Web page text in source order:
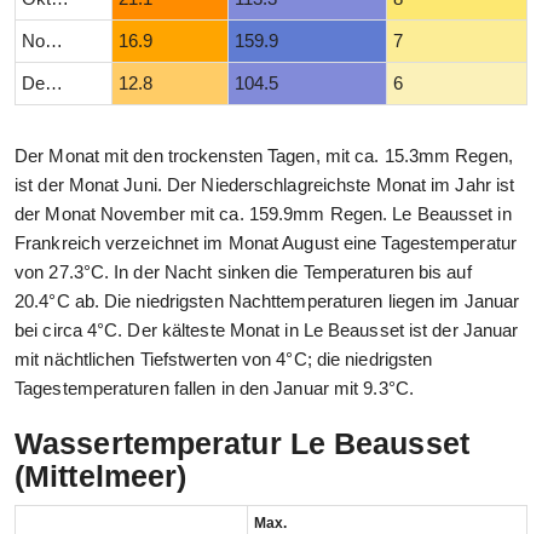
November 16.9 159.9 7
Dezember 12.8 104.5 6
Der Monat mit den trockensten Tagen, mit ca. 15.3mm Regen,
ist der Monat Juni. Der Niederschlagreichste Monat im Jahr ist
der Monat November mit ca. 159.9mm Regen. Le Beausset in
Frankreich verzeichnet im Monat August eine Tagestemperatur
von 27.3°C. In der Nacht sinken die Temperaturen bis auf
20.4°C ab. Die niedrigsten Nachttemperaturen liegen im Januar
bei circa 4°C. Der kälteste Monat in Le Beausset ist der Januar
mit nächtlichen Tiefstwerten von 4°C; die niedrigsten
Tagestemperaturen fallen in den Januar mit 9.3°C.
Wassertemperatur Le Beausset
(Mittelmeer)
Max.